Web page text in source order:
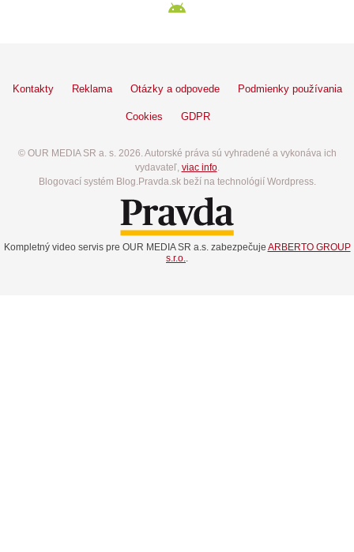
Kontakty Reklama Otázky a odpovede Podmienky používania
Cookies GDPR
© OUR MEDIA SR a. s. 2026. Autorské práva sú vyhradené a vykonáva ich
vydavateľ, viac info.
Blogovací systém Blog.Pravda.sk beží na technológií Wordpress.
Kompletný video servis pre OUR MEDIA SR a.s. zabezpečuje ARBERTO GROUP
s.r.o.